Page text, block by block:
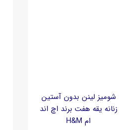
شومیز لینن بدون آستین
زنانه یقه هفت برند اچ اند
ام H&M